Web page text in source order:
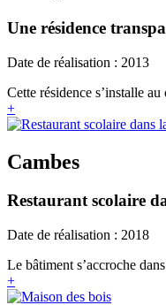
Une résidence
Date de réalisation : 2013
Cette résidence s’installe
+
Cambes
Restaurant scolaire
Date de réalisation : 2018
Le bâtiment s’accroche
+